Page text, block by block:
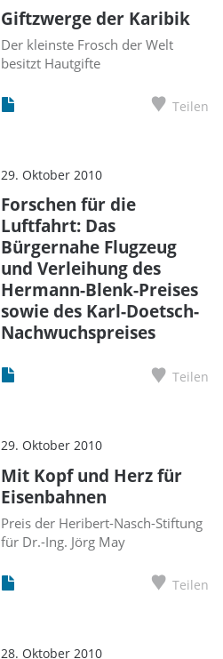
Giftzwerge der Karibik
Der kleinste Frosch der Welt
besitzt Hautgifte
Teilen
29. Oktober 2010
Forschen für die
Luftfahrt: Das
Bürgernahe Flugzeug
und Verleihung des
Hermann-Blenk-Preises
sowie des Karl-Doetsch-
Nachwuchspreises
Teilen
29. Oktober 2010
Mit Kopf und Herz für
Eisenbahnen
Preis der Heribert-Nasch-Stiftung
für Dr.-Ing. Jörg May
Teilen
28. Oktober 2010